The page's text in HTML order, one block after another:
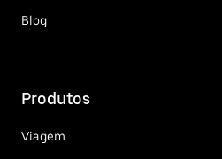
Blog
Produtos
Viagem